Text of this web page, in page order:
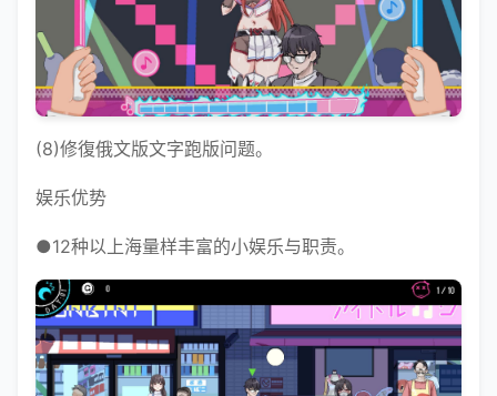
(8)修復俄文版文字跑版问题。
娱乐优势
●12种以上海量样丰富的小娱乐与职责。